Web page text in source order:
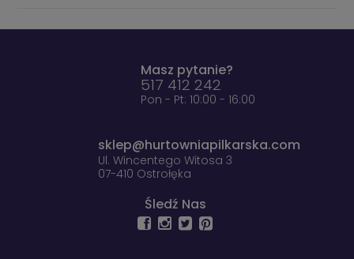
Masz pytanie?
517 412 242
Pon - Pt: 10:00 - 16:00
sklep@hurtowniapilkarska.com
Ul. Wincentego Witosa 3
07-410 Ostrołęka
Śledź Nas